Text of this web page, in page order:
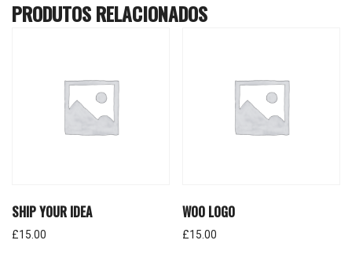
PRODUTOS RELACIONADOS
SHIP YOUR IDEA
£15.00
WOO LOGO
£15.00